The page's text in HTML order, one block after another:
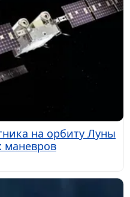
на орбиту Луны
маневров